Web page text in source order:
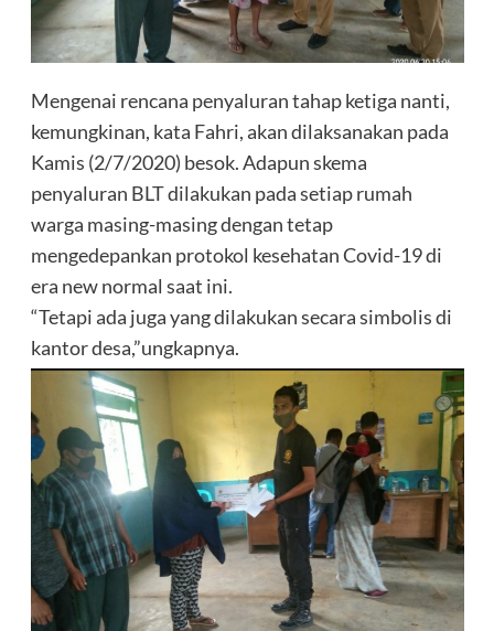
Mengenai rencana penyaluran tahap ketiga nanti,
kemungkinan, kata Fahri, akan dilaksanakan pada
Kamis (2/7/2020) besok. Adapun skema
penyaluran BLT dilakukan pada setiap rumah
warga masing-masing dengan tetap
mengedepankan protokol kesehatan Covid-19 di
era new normal saat ini.
“Tetapi ada juga yang dilakukan secara simbolis di
kantor desa,”ungkapnya.